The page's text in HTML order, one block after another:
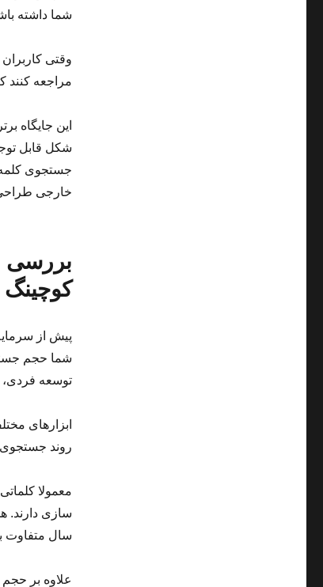
شما داشته
وقتی
مراجعه کنند
این جایگاه
شکل قابل
جستجوی کلمه
خارجی
بررسی
کوچینگ
پیش از
شما حجم
توسعه
ابزارهای
روند جستجوی
معمولا
سازی دارند.
سال متفاوت
علاوه بر